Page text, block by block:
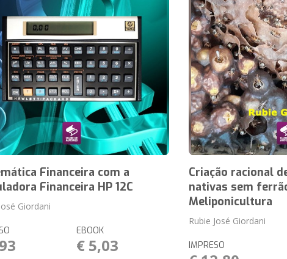
Financeira com a
Financeira HP 12C
Giordani
EBOOK
€ 5,03
Criação racional
nativas sem
Meliponicultura
Rubie José Giordani
IMPRESO